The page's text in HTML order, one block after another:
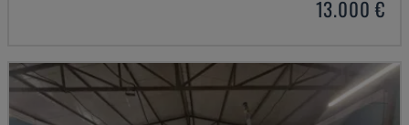
13.000 €